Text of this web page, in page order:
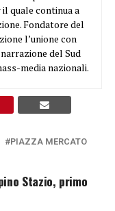
quale continua a
Fondatore del
l’unione con
del Sud
media nazionali.
PIAZZA MERCATO
Stazio, primo